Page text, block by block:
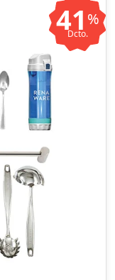
41 %
Dcto.